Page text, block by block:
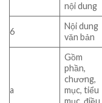
nội dung
6
Nội dung
văn bản
a
Gồm
phần,
chương,
mục, tiểu